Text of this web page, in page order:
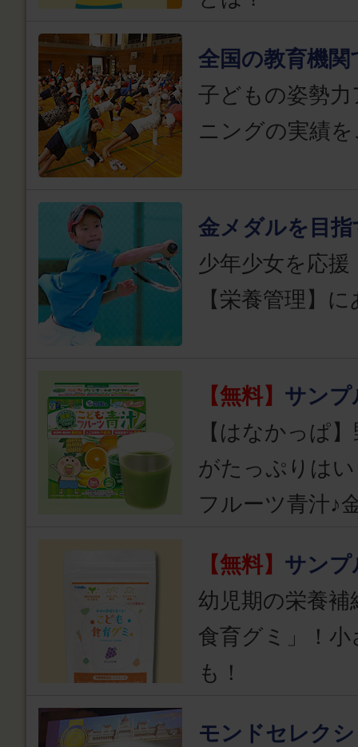
全国の教育機関
子どもの姿勢
ニングの実績
金メダルを目指
少年少女を応
【栄養管理】
【無料】 サンプ
【はなかっぱ
がたっぷりは
フルーツ青汁♪
【無料】 サンプ
幼児期の栄養
食育グミ」！
も！
モンドセレク